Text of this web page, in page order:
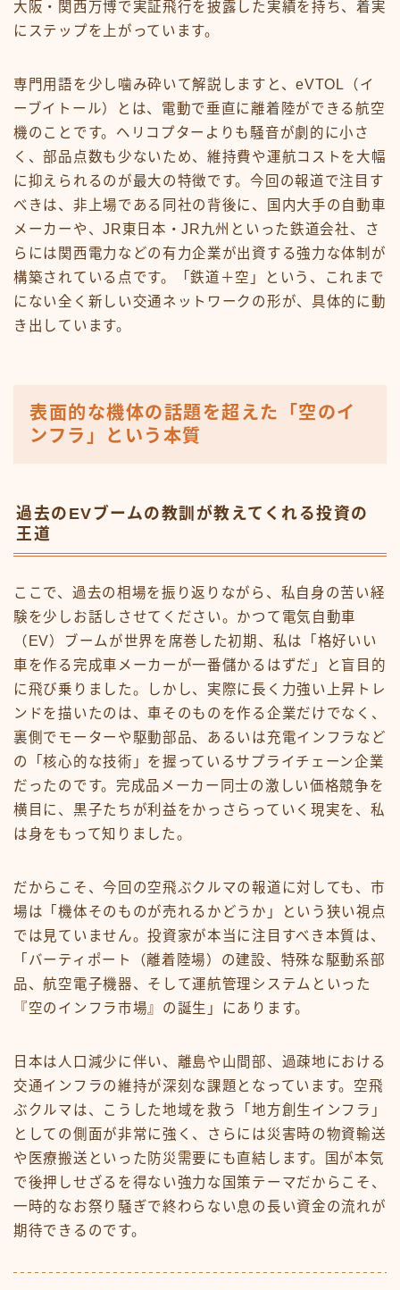
大阪・関西万博で実証飛行を披露した実績を持ち、着実
にステップを上がっています。
専門用語を少し噛み砕いて解説しますと、eVTOL（イ
ーブイトール）とは、電動で垂直に離着陸ができる航空
機のことです。ヘリコプターよりも騒音が劇的に小さ
く、部品点数も少ないため、維持費や運航コストを大幅
に抑えられるのが最大の特徴です。今回の報道で注目す
べきは、非上場である同社の背後に、国内大手の自動車
メーカーや、JR東日本・JR九州といった鉄道会社、さ
らには関西電力などの有力企業が出資する強力な体制が
構築されている点です。「鉄道＋空」という、これまで
にない全く新しい交通ネットワークの形が、具体的に動
き出しています。
表面的な機体の話題を超えた「空のイ
ンフラ」という本質
過去のEVブームの教訓が教えてくれる投資の
王道
ここで、過去の相場を振り返りながら、私自身の苦い経
験を少しお話しさせてください。かつて電気自動車
（EV）ブームが世界を席巻した初期、私は「格好いい
車を作る完成車メーカーが一番儲かるはずだ」と盲目的
に飛び乗りました。しかし、実際に長く力強い上昇トレ
ンドを描いたのは、車そのものを作る企業だけでなく、
裏側でモーターや駆動部品、あるいは充電インフラなど
の「核心的な技術」を握っているサプライチェーン企業
だったのです。完成品メーカー同士の激しい価格競争を
横目に、黒子たちが利益をかっさらっていく現実を、私
は身をもって知りました。
だからこそ、今回の空飛ぶクルマの報道に対しても、市
場は「機体そのものが売れるかどうか」という狭い視点
では見ていません。投資家が本当に注目すべき本質は、
「バーティポート（離着陸場）の建設、特殊な駆動系部
品、航空電子機器、そして運航管理システムといった
『空のインフラ市場』の誕生」にあります。
日本は人口減少に伴い、離島や山間部、過疎地における
交通インフラの維持が深刻な課題となっています。空飛
ぶクルマは、こうした地域を救う「地方創生インフラ」
としての側面が非常に強く、さらには災害時の物資輸送
や医療搬送といった防災需要にも直結します。国が本気
で後押しせざるを得ない強力な国策テーマだからこそ、
一時的なお祭り騒ぎで終わらない息の長い資金の流れが
期待できるのです。